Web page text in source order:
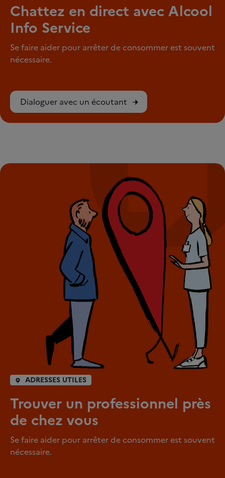
Chattez en direct avec Alcool
Info Service
Se faire aider pour arrêter de consommer est souvent
nécessaire.
Dialoguer avec un écoutant
ADRESSES UTILES
Trouver un professionnel près
de chez vous
Se faire aider pour arrêter de consommer est souvent
nécessaire.